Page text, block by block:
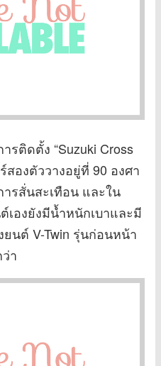
รติดตั้ง “Suzuki Cross
สองตัววางอยู่ที่ 90 องศา
รสั่นสะเทือน และใน
องยังมีน้ำหนักเบาและมี
นต์ V-Twin รุ่นก่อนหน้า
า